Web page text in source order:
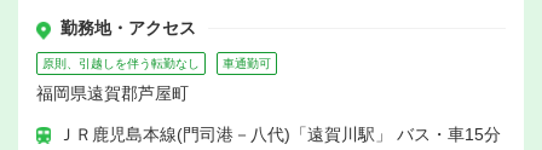
勤務地・アクセス
原則、引越しを伴う転勤なし 車通勤可
福岡県遠賀郡芦屋町
ＪＲ鹿児島本線(門司港－八代)「遠賀川駅」 バス・車15分